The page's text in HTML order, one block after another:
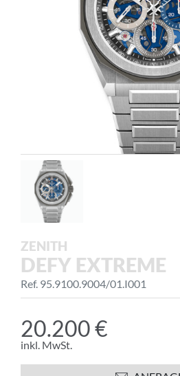
ZENITH
DEFY EXTREME
Ref. 95.9100.9004/01.I001
20.200 €
inkl. MwSt.